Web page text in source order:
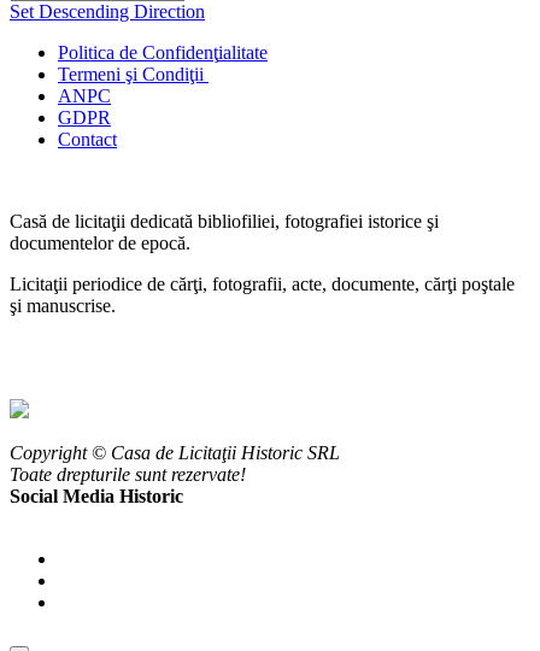
Set Descending Direction
Politica de Confidenţialitate
Termeni şi Condiţii
ANPC
GDPR
Contact
Casă de licitaţii dedicată bibliofiliei, fotografiei istorice şi
documentelor de epocă.
Licitaţii periodice de cărţi, fotografii, acte, documente, cărţi poştale
şi manuscrise.
Copyright © Casa de Licitaţii Historic SRL
Toate drepturile sunt rezervate!
Social Media Historic